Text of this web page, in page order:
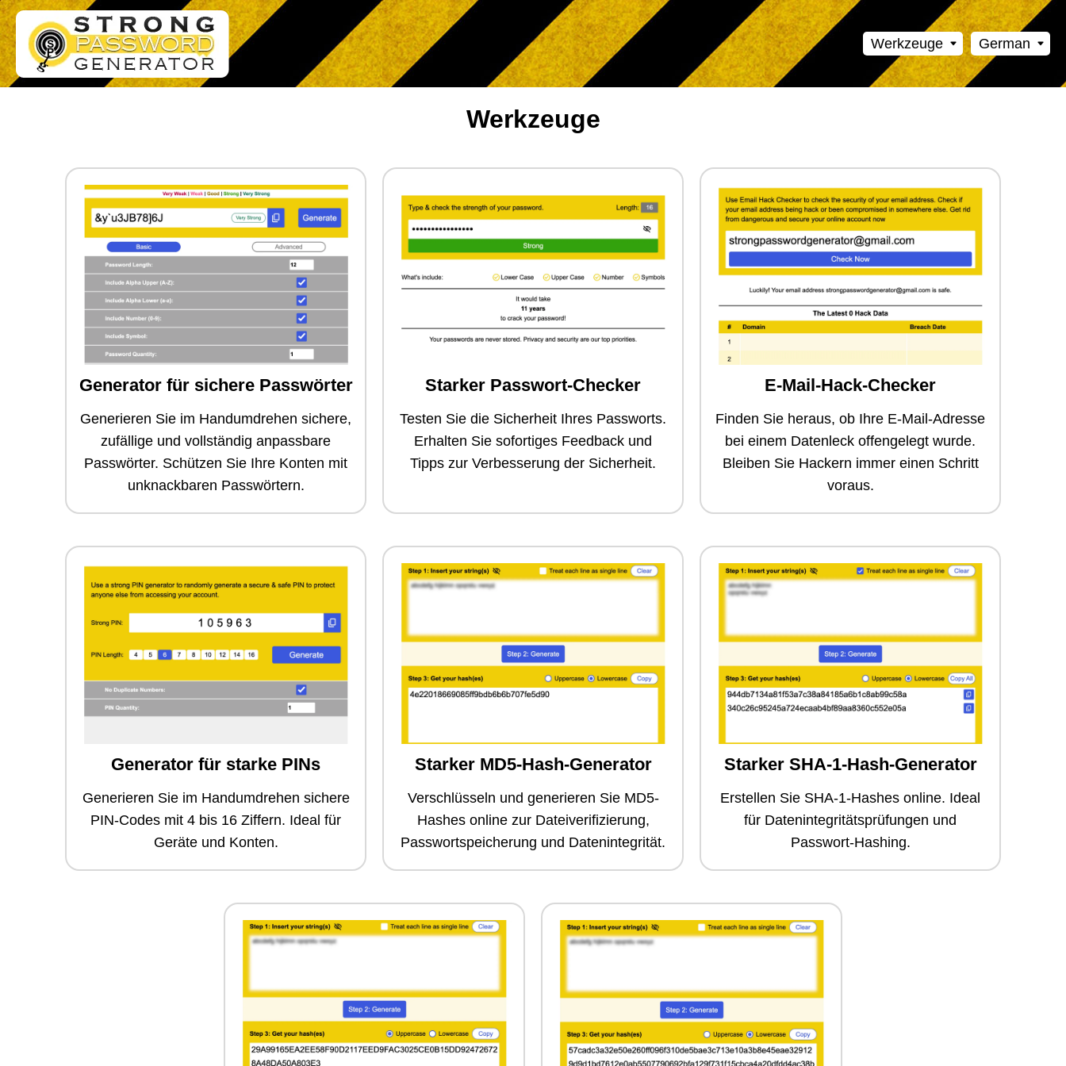
Werkzeuge German
Werkzeuge
Generator für sichere Passwörter
Generieren Sie im Handumdrehen sichere,
zufällige und vollständig anpassbare
Passwörter. Schützen Sie Ihre Konten mit
unknackbaren Passwörtern.
Starker Passwort-Checker
Testen Sie die Sicherheit Ihres Passworts.
Erhalten Sie sofortiges Feedback und
Tipps zur Verbesserung der Sicherheit.
E-Mail-Hack-Checker
Finden Sie heraus, ob Ihre E-Mail-Adresse
bei einem Datenleck offengelegt wurde.
Bleiben Sie Hackern immer einen Schritt
voraus.
Generator für starke PINs
Generieren Sie im Handumdrehen sichere
PIN-Codes mit 4 bis 16 Ziffern. Ideal für
Geräte und Konten.
Starker MD5-Hash-Generator
Verschlüsseln und generieren Sie MD5-
Hashes online zur Dateiverifizierung,
Passwortspeicherung und Datenintegrität.
Starker SHA-1-Hash-Generator
Erstellen Sie SHA-1-Hashes online. Ideal
für Datenintegritätsprüfungen und
Passwort-Hashing.